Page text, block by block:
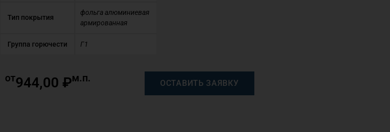
Тип покрытия
фольга алюминиевая
армированная
Группа горючести Г1
от944,00 ₽м.п. ОСТАВИТЬ ЗАЯВКУ